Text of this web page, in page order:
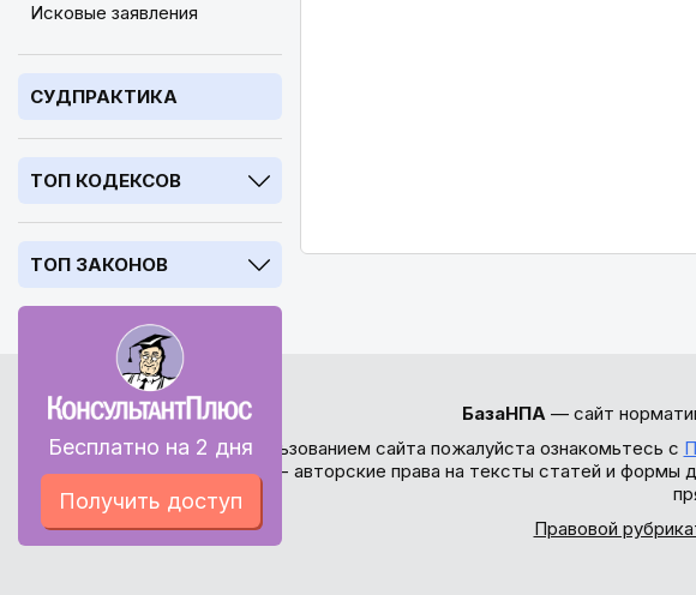
Исковые заявления
СУДПРАКТИКА
ТОП КОДЕКСОВ
ТОП ЗАКОНОВ
Бесплатно на 2 дня
Получить доступ
БазаНПА— сайт
Перед использованием сайта пожалуйста ознакомьтесь с
внимание - авторские права на тексты статей и формы
Правовой